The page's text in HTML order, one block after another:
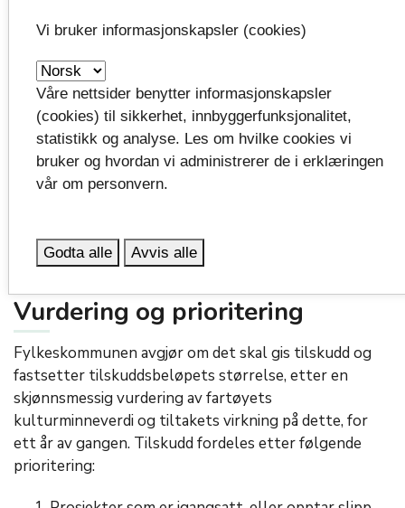
arbeidskostnader må spesifiseres, med og uten
Søknadssum.
Har eier momskompensasjon knyttet til
objektet/tiltakene, og i så fall hvor mye?
Om og hvor mye støtte som er mottatt fra
offentlig instans de siste to årene, og eventuelle
inneværende år.
Vurdering og prioritering
Fylkeskommunen avgjør om det skal gis tilskudd og
fastsetter tilskuddsbeløpets størrelse, etter en
skjønnsmessig vurdering av fartøyets
kulturminneverdi og tiltakets virkning på dette, for
ett år av gangen. Tilskudd fordeles etter følgende
prioritering:
Vi bruker informasjonskapsler (cookies)
Våre nettsider benytter informasjonskapsler
(cookies) til sikkerhet, innbyggerfunksjonalitet,
statistikk og analyse. Les om hvilke cookies vi
bruker og hvordan vi administrerer de i erklæringen
vår om personvern.
Godta alle Avvis alle